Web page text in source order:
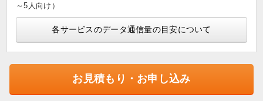
～5人向け）
各サービスのデータ通信量の目安について
お見積もり・お申し込み